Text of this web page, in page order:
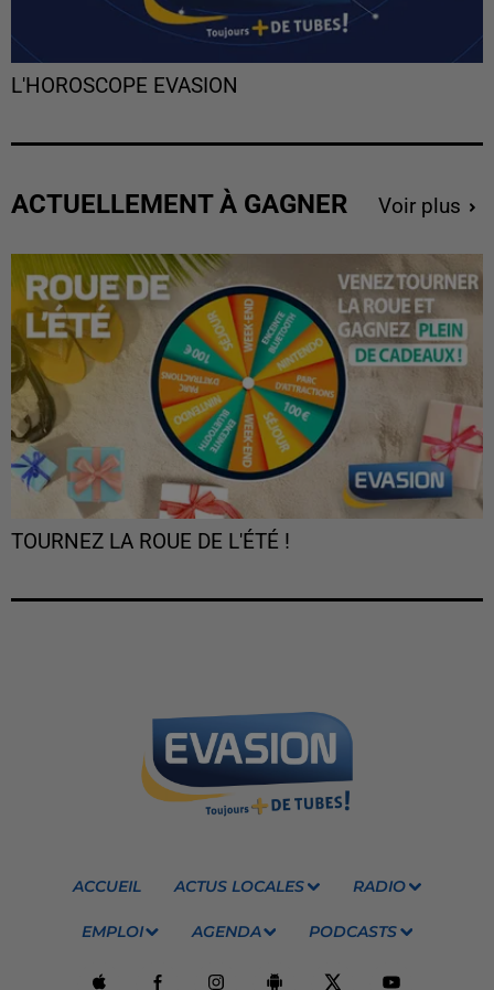
L'HOROSCOPE EVASION
ACTUELLEMENT À GAGNER Voir plus
TOURNEZ LA ROUE DE L'ÉTÉ !
ACCUEIL ACTUS LOCALES RADIO
EMPLOI AGENDA PODCASTS